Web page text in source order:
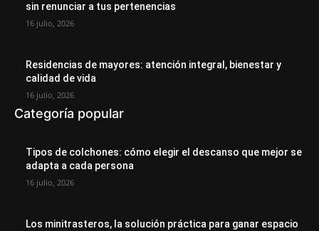
sin renunciar a tus pertenencias
16 julio, 2026
Residencias de mayores: atención integral, bienestar y
calidad de vida
16 julio, 2026
Categoría popular
Tipos de colchones: cómo elegir el descanso que mejor se
adapta a cada persona
16 julio, 2026
Los minitrasteros, la solución práctica para ganar espacio